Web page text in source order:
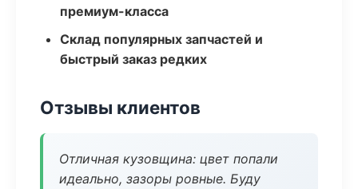
премиум-класса
Склад популярных запчастей и
быстрый заказ редких
Отзывы клиентов
Отличная кузовщина: цвет попали
идеально, зазоры ровные. Буду